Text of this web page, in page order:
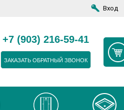
Вход
+7 (903) 216-59-41
ЗАКАЗАТЬ ОБРАТНЫЙ ЗВОНОК